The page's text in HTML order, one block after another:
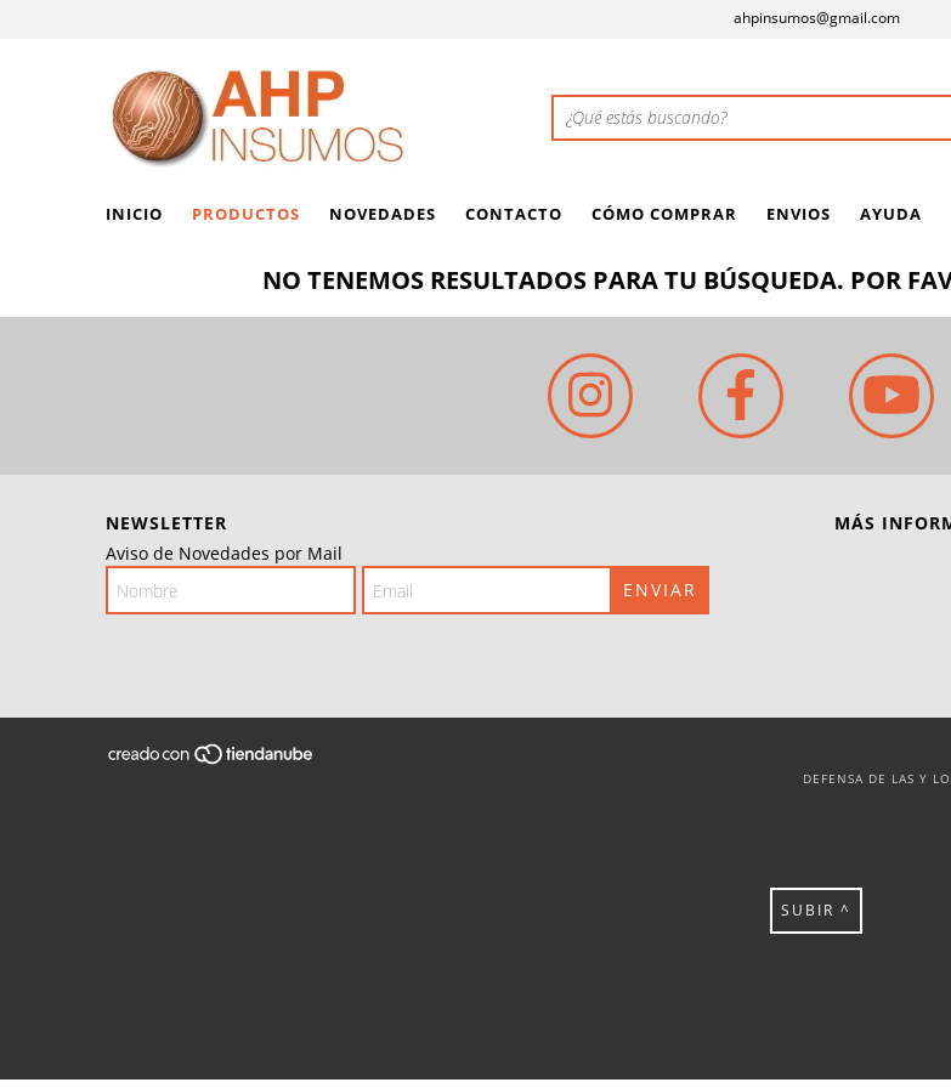
ahpinsumos@gmail.com
INICIO PRODUCTOS NOVEDADES CONTACTO CÓMO COMPRAR ENVIOS AYUDA
NO TENEMOS RESULTADOS PARA TU BÚSQUEDA. POR
NEWSLETTER
Aviso de Novedades por Mail
MÁS
DEFENSA DE LAS Y
SUBIR ^